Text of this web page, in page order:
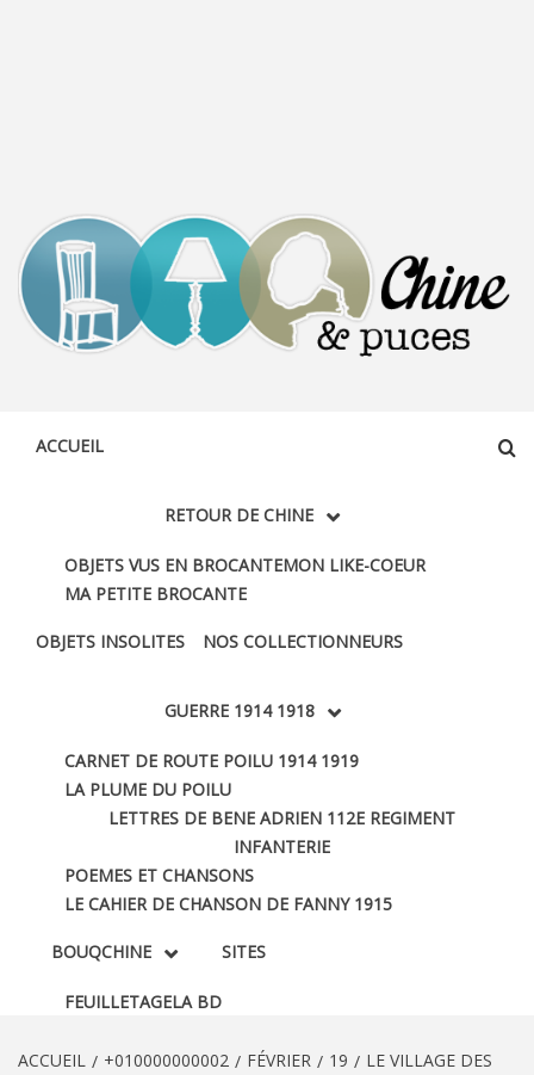
ACCUEIL
RETOUR DE CHINE
OBJETS VUS EN BROCANTEMON LIKE-COEUR
MA PETITE BROCANTE
OBJETS INSOLITES NOS COLLECTIONNEURS
GUERRE 1914 1918
CARNET DE ROUTE POILU 1914 1919
LA PLUME DU POILU
LETTRES DE BENE ADRIEN 112E REGIMENT
INFANTERIE
POEMES ET CHANSONS
LE CAHIER DE CHANSON DE FANNY 1915
BOUQCHINE
FEUILLETAGELA BD
SITES
ACCUEIL +010000000002 FÉVRIER 19
LE VILLAGE DES